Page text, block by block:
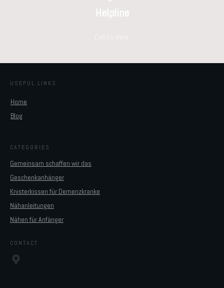
Helpline
USEFUL LINKS
Home
Blog
CATEGORIES
Gemeinsam schaffen wir das
Geschenkanhänger
Knisterkissen für Demenzkranke
Nähanleitungen
Nähen für Anfänger
CONTACT